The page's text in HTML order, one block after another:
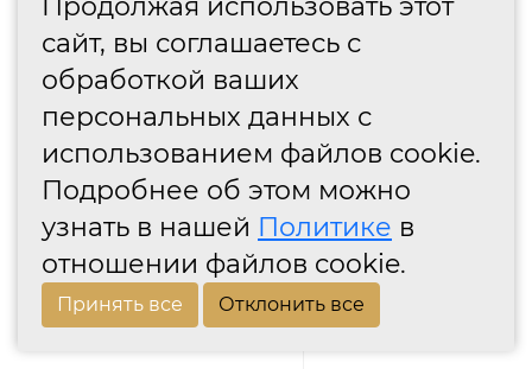
сайт, вы соглашаетесь с
обработкой ваших
персональных данных с
использованием файлов cookie.
Подробнее об этом можно
узнать в нашей Политике в
отношении файлов cookie.
Принять все Отклонить все